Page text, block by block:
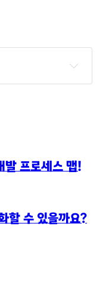
딩의 여정
트
발 프로세스 맵!
할 수 있을까요?